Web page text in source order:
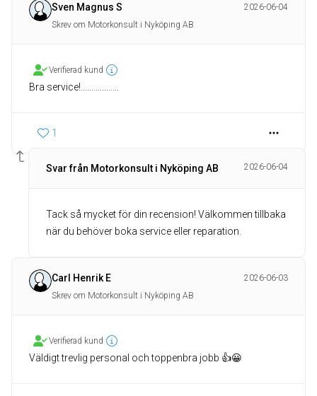
Sven Magnus S
2026-06-04
Skrev om Motorkonsult i Nyköping AB
Verifierad kund
Bra service!..................
1
Svar från Motorkonsult i Nyköping AB 2026-06-04
Tack så mycket för din recension! Välkommen tillbaka
när du behöver boka service eller reparation.
Carl Henrik E
2026-06-03
Skrev om Motorkonsult i Nyköping AB
Verifierad kund
Väldigt trevlig personal och toppenbra jobb 👍😀